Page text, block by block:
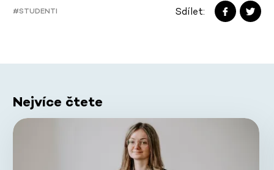
#STUDENTI Sdílet:
Nejvíce čtete